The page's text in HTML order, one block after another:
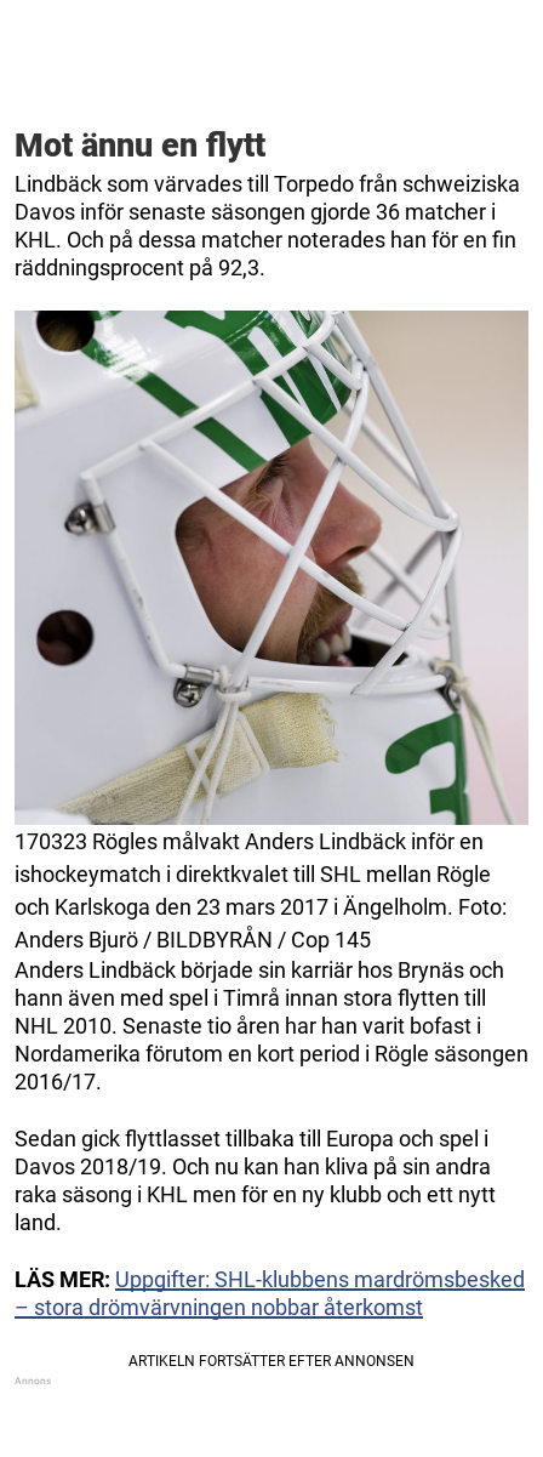
Mot ännu en flytt
Lindbäck som värvades till Torpedo från schweiziska
Davos inför senaste säsongen gjorde 36 matcher i
KHL. Och på dessa matcher noterades han för en fin
räddningsprocent på 92,3.
170323 Rögles målvakt Anders Lindbäck inför en
ishockeymatch i direktkvalet till SHL mellan Rögle
och Karlskoga den 23 mars 2017 i Ängelholm. Foto:
Anders Bjurö / BILDBYRÅN / Cop 145
Anders Lindbäck började sin karriär hos Brynäs och
hann även med spel i Timrå innan stora flytten till
NHL 2010. Senaste tio åren har han varit bofast i
Nordamerika förutom en kort period i Rögle säsongen
2016/17.
Sedan gick flyttlasset tillbaka till Europa och spel i
Davos 2018/19. Och nu kan han kliva på sin andra
raka säsong i KHL men för en ny klubb och ett nytt
land.
LÄS MER: Uppgifter: SHL-klubbens mardrömsbesked
– stora drömvärvningen nobbar återkomst